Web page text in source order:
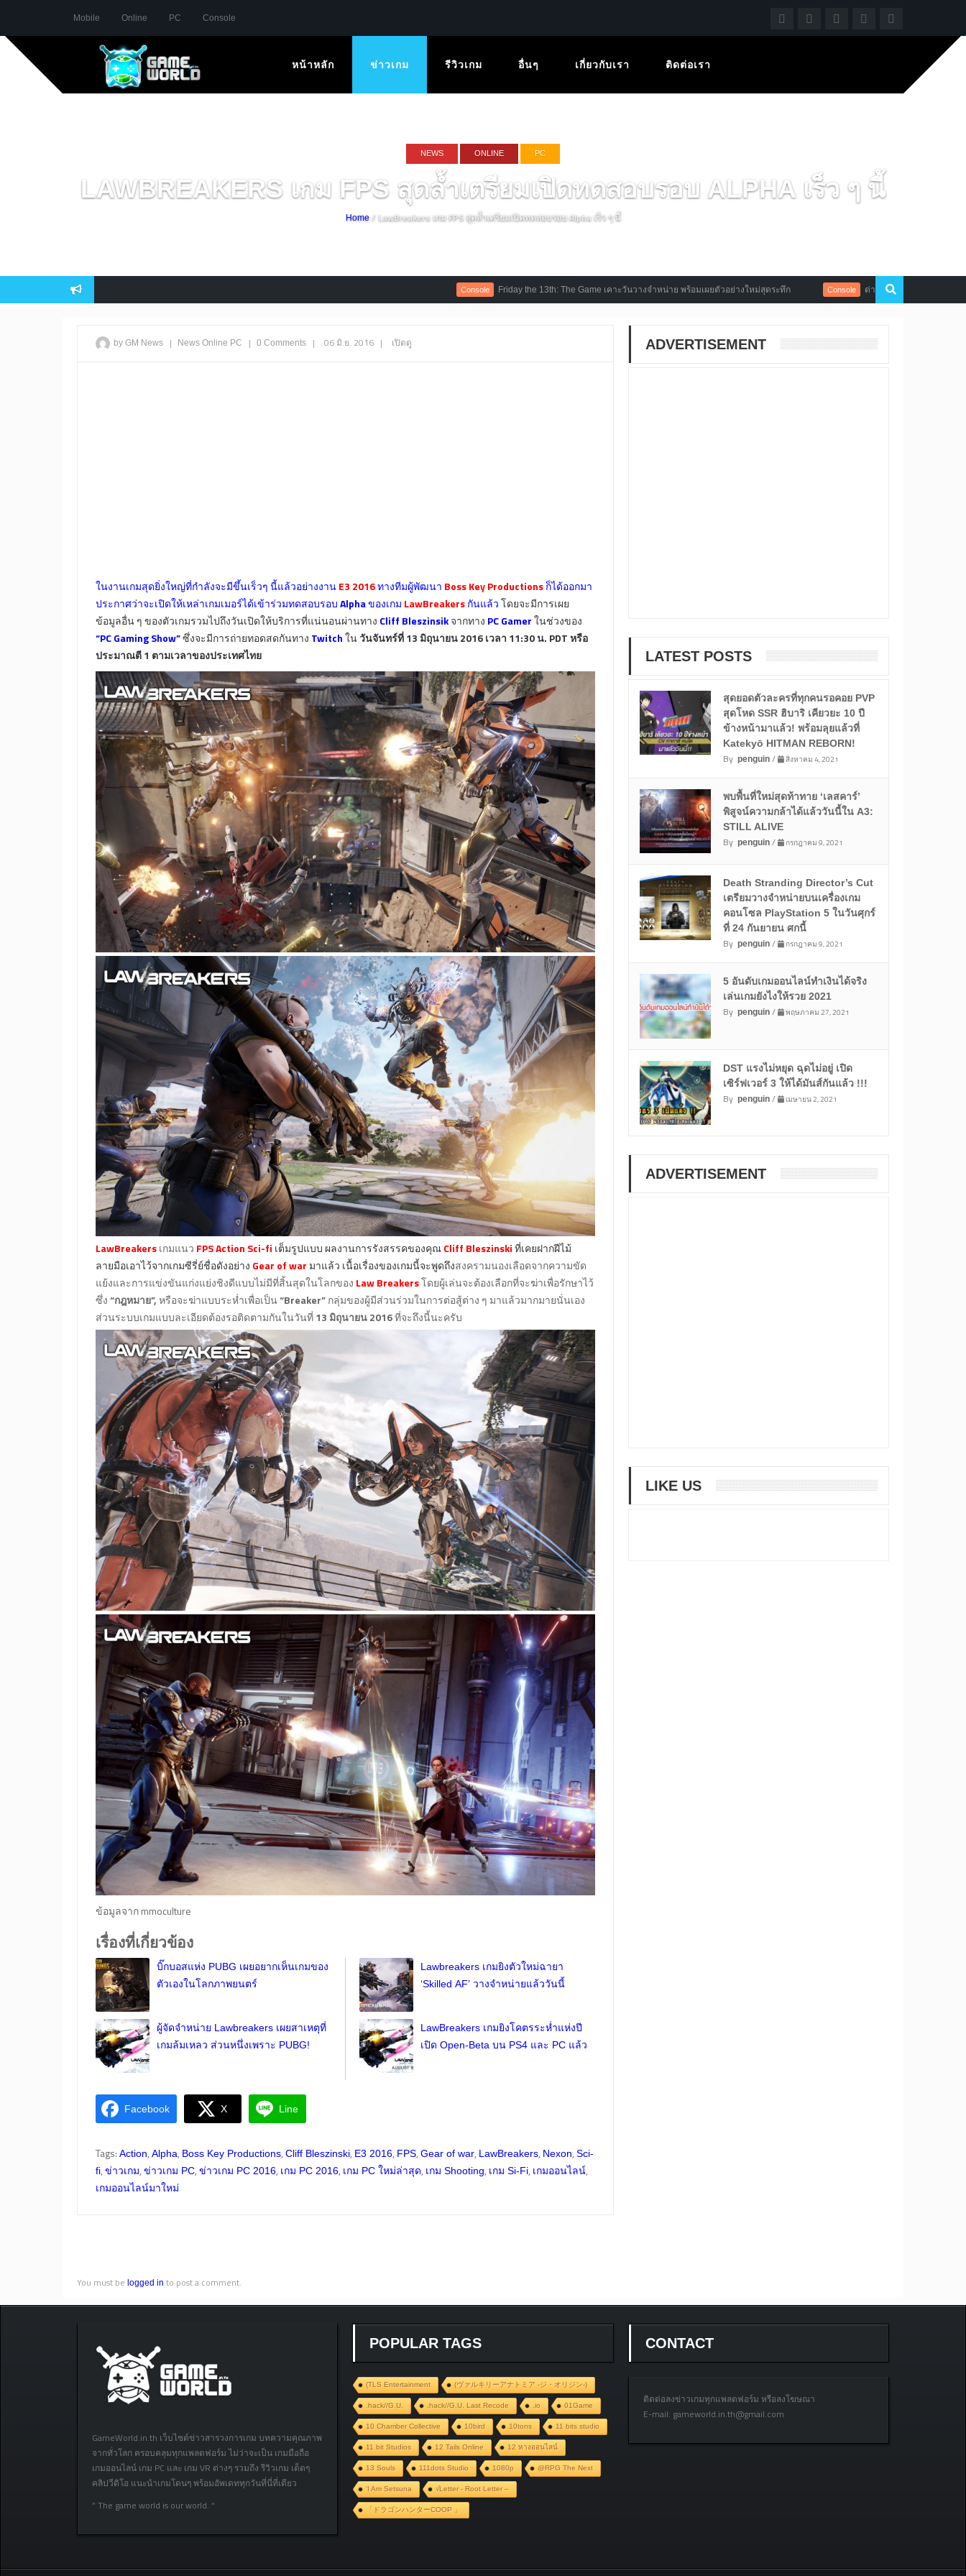
Mobile Online PC Console
หน้าหลัก ข่าวเกม รีวิวเกม อื่นๆ เกี่ยวกับเรา ติดต่อเรา
NEWS ONLINE PC
LAWBREAKERS เกม FPS สุดล้ำเตรียมเปิดทดสอบรอบ ALPHA เร็ว ๆ นี้
Home / LawBreakers เกม FPS สุดล้ำเตรียมเปิดทดสอบรอบ Alpha เร็ว ๆ นี้
Friday the 13th: The Game เคาะวันวางจำหน่าย พร้อมเผยตัวอย่างใหม่สุดระทึก Console ด่ากระจายแฟนบอยเกมไม่ถูกใจสิ่งนี้กั
by GM News | News Online PC | 0 Comments | 06 มิ.ย. 2016 | เปิดดู
ในงานเกมสุดยิ่งใหญ่ที่กำลังจะมีขึ้นเร็วๆ นี้แล้วอย่างงานE3 2016ทางทีมผู้พัฒนา Boss Key Productionsก็ได้ออกมา
ประกาศว่าจะเปิดให้เหล่าเกมเมอร์ได้เข้าร่วมทดสอบรอบAlphaของเกม LawBreakersกันแล้วโดยจะมีการเผย
ข้อมูลอื่น ๆ ของตัวเกมรวมไปถึงวันเปิดให้บริการที่แน่นอนผ่านทาง Cliff Bleszinsikจากทาง PC Gamerในช่วงของ
“PC Gaming Show”ซึ่งจะมีการถ่ายทอดสดกันทาง Twitchในวันจันทร์ที่ 13 มิถุนายน 2016 เวลา 11:30 น. PDT หรือ
ประมาณตี 1 ตามเวลาของประเทศไทย
LawBreakersเกมแนว FPS Action Sci-fi เต็มรูปแบบ ผลงานการรังสรรคของคุณCliff Bleszinskiที่เคยฝากฝีไม้
ลายมือเอาไว้จากเกมซีรี่ย์ชื่อดังอย่าง Gear of war มาแล้ว เนื้อเรื่องของเกมนี้จะพูดถึงสงครามนองเลือดจากความขัด
แย้งและการแข่งขันแก่งแย่งชิงดีแบบไม่มีที่สิ้นสุดในโลกของ Law Breakersโดยผู้เล่นจะต้องเลือกที่จะฆ่าเพื่อรักษาไว้
ซึ่ง“กฎหมาย”,หรือจะฆ่าแบบระห่ำเพื่อเป็น“Breaker”กลุ่มของผู้มีส่วนร่วมในการต่อสู้ต่าง ๆ มาแล้วมากมายนั่นเอง
ส่วนระบบเกมแบบละเอียดต้องรอติดตามกันในวันที่13 มิถุนายน 2016ที่จะถึงนี้นะครับ
ข้อมูลจาก mmoculture
เรื่องที่เกี่ยวข้อง
บิ๊กบอสแห่ง PUBG เผยอยากเห็นเกมของ
ตัวเองในโลกภาพยนตร์
ผู้จัดจำหน่าย Lawbreakers เผยสาเหตุที่
เกมล้มเหลว ส่วนหนึ่งเพราะ PUBG!
Lawbreakers เกมยิงตัวใหม่ฉายา
‘Skilled AF’ วางจำหน่ายแล้ววันนี้
LawBreakers เกมยิงโคตรระห่ำแห่งปี
เปิด Open-Beta บน PS4 และ PC แล้ว
Facebook X Line
Tags: Action, Alpha, Boss Key Productions, Cliff Bleszinski, E3 2016, FPS, Gear of war, LawBreakers, Nexon, Sci-
fi, ข่าวเกม, ข่าวเกม PC, ข่าวเกม PC 2016, เกม PC 2016, เกม PC ใหม่ล่าสุด, เกม Shooting, เกม Si-Fi, เกมออนไลน์,
เกมออนไลน์มาใหม่
You must be logged in to post a comment.
ADVERTISEMENT
LATEST POSTS
สุดยอดตัวละครที่ทุกคนรอคอย PVP
สุดโหด SSR ฮิบาริ เคียวยะ 10 ปี
ข้างหน้ามาแล้ว! พร้อมลุยแล้วที่
Katekyō HITMAN REBORN!
By penguin/ สิงหาคม 4, 2021
พบพื้นที่ใหม่สุดท้าทาย ‘เลสคาร์’
พิสูจน์ความกล้าได้แล้ววันนี้ใน A3:
STILL ALIVE
By penguin/ กรกฎาคม 9, 2021
Death Stranding Director’s Cut
เตรียมวางจำหน่ายบนเครื่องเกม
คอนโซล PlayStation 5 ในวันศุกร์
ที่ 24 กันยายน ศกนี้
By penguin/ กรกฎาคม 9, 2021
5 อันดับเกมออนไลน์ทำเงินได้จริง
เล่นเกมยังไงให้รวย 2021
By penguin/ พฤษภาคม 27, 2021
DST แรงไม่หยุด ฉุดไม่อยู่ เปิด
เซิร์ฟเวอร์ 3 ให้ได้มันส์กันแล้ว !!!
By penguin/ เมษายน 2, 2021
ADVERTISEMENT
LIKE US
GameWorld.in.th เว็บไซต์ข่าวสารวงการเกม บทความคุณภาพ
จากทั่วโลก ครอบคลุมทุกแพลตฟอร์ม ไม่ว่าจะเป็น เกมมือถือ
เกมออนไลน์ เกม PC และ เกม VR ต่างๆ รวมถึง รีวิวเกม เด็ดๆ
คลิปวีดิโอ แนะนำเกมโดนๆ พร้อมอัพเดททุกวันที่นี่ที่เดียว
” The game world is our world. “
POPULAR TAGS
(TLS Entertainment (ヴァルキリーアナトミア ‐ジ・オリジン‐)
.hack//G.U. .hack//G.U. Last Recode .io 01Game
10 Chamber Collective 10bird 10tons 11 bits studio
11 bit Studios 12 Tails Online 12 หางออนไลน์
13 Souls 111dots Studio 1080p @RPG The Next
‘I Am Setsuna √Letter - Root Letter –
「ドラゴンハンターCOOP 」
CONTACT
ติดต่อลงข่าวเกมทุกแพลตฟอร์ม หรือลงโฆษณา
E-mail: gameworld.in.th@gmail.com